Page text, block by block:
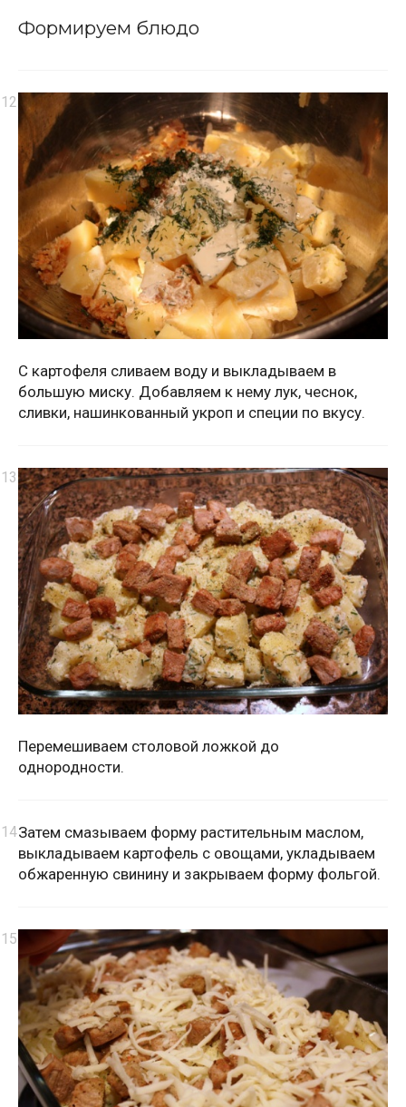
Формируем блюдо
С картофеля сливаем воду и выкладываем в
большую миску. Добавляем к нему лук, чеснок,
сливки, нашинкованный укроп и специи по вкусу.
Перемешиваем столовой ложкой до
однородности.
Затем смазываем форму растительным маслом,
выкладываем картофель с овощами, укладываем
обжаренную свинину и закрываем форму фольгой.